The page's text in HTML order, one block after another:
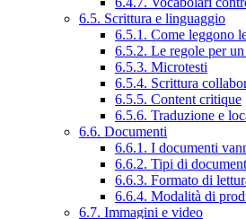
6.5. Scrittura e linguaggio
6.5.1. Come leggono
6.5.2. Le regole per
6.5.3. Microtesti
6.5.4. Scrittura
6.5.5. Content critique
6.5.6. Traduzione e
6.6. Documenti
6.6.1. I documenti
6.6.2. Tipi di
6.6.3. Formato di
6.6.4. Modalità di
6.7. Immagini e video